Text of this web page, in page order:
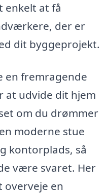
enkelt at få
der er
dit byggeprojekt.
en fremragende
at udvide dit hjem
om du drømmer
moderne stue
kontorplads, så
være svaret. Her
overveje en